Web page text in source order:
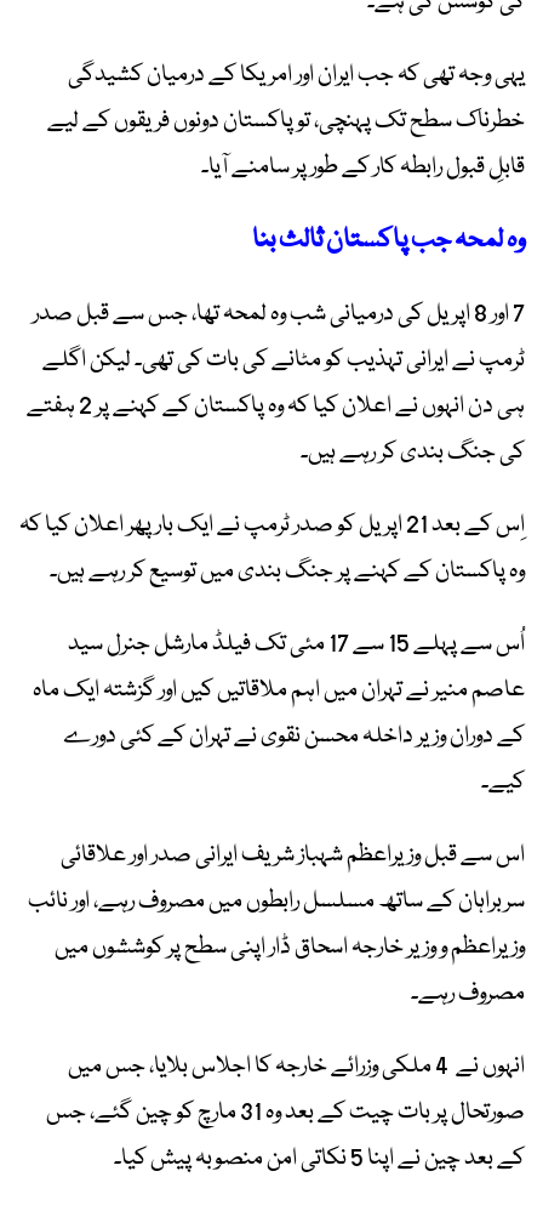
یہی وجہ تھی کہ جب ایران اور امریکا کے درمیان کشیدگی
خطرناک سطح تک پہنچی، تو پاکستان دونوں فریقوں کے لیے
قابلِ قبول رابطہ کار کے طور پر سامنے آیا۔
وہ لمحہ جب پاکستان ثالث بنا
7 اور 8 اپریل کی درمیانی شب وہ لمحہ تھا، جس سے قبل صدر
ٹرمپ نے ایرانی تہذیب کو مٹانے کی بات کی تھی۔ لیکن اگلے
ہی دن انہوں نے اعلان کیا کہ وہ پاکستان کے کہنے پر 2 ہفتے
کی جنگ بندی کر رہے ہیں۔
اِس کے بعد 21 اپریل کو صدر ٹرمپ نے ایک بار پھر اعلان کیا کہ
وہ پاکستان کے کہنے پر جنگ بندی میں توسیع کر رہے ہیں۔
اُس سے پہلے 15 سے 17 مئی تک فیلڈ مارشل جنرل سید
عاصم منیر نے تہران میں اہم ملاقاتیں کیں اور گزشتہ ایک ماہ
کے دوران وزیر داخلہ محسن نقوی نے تہران کے کئی دورے
کیے۔
اس سے قبل وزیراعظم شہباز شریف ایرانی صدر اور علاقائی
سربراہان کے ساتھ مسلسل رابطوں میں مصروف رہے، اور نائب
وزیراعظم و وزیر خارجہ اسحاق ڈار اپنی سطح پر کوششوں میں
مصروف رہے۔
انہوں نے 4 ملکی وزرائے خارجہ کا اجلاس بلایا، جس میں
صورتحال پر بات چیت کے بعد وہ 31 مارچ کو چین گئے، جس
کے بعد چین نے اپنا 5 نکاتی امن منصوبہ پیش کیا۔